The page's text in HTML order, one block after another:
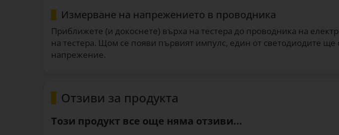
Измерване на напрежението в проводника
Приближете (и докоснете) върха на тестера до проводника на
на тестера. Щом се появи първият импулс, един от светодиодите ще
напрежение.
Отзиви за продукта
Този продукт все още няма отзиви...